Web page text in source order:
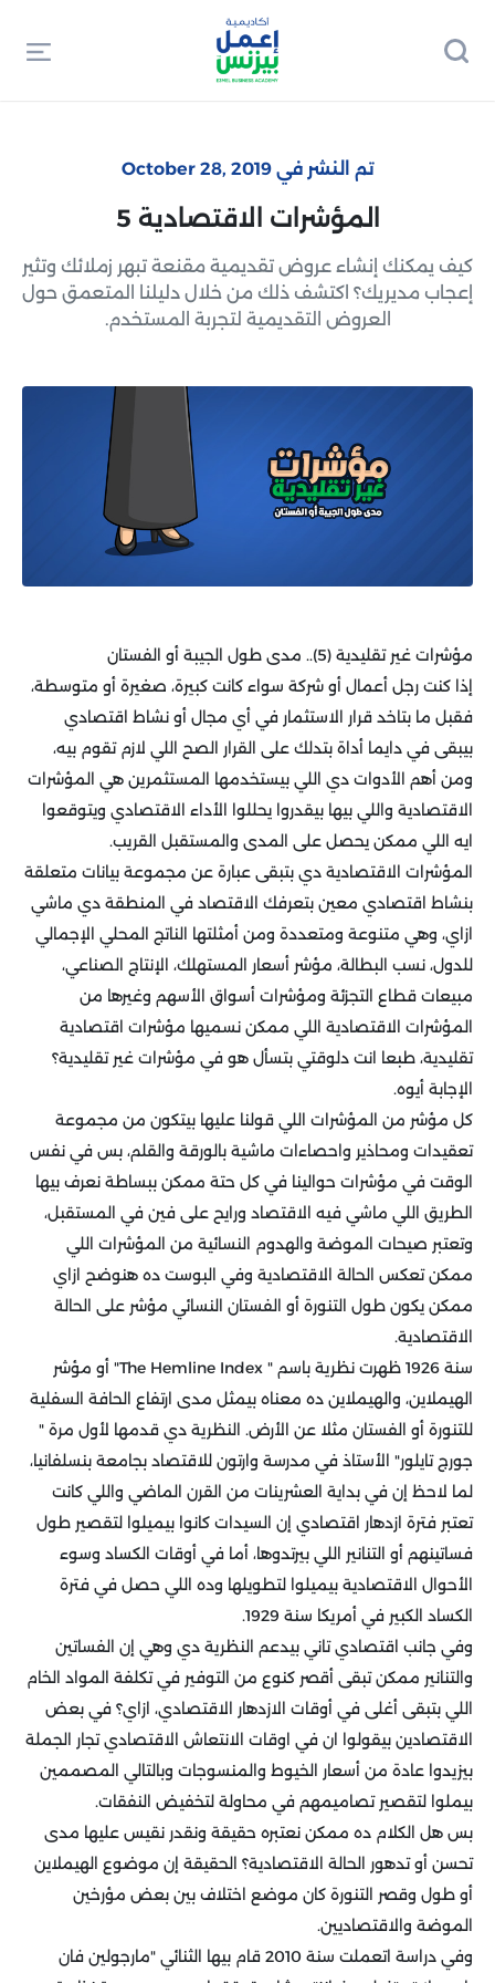
تم النشر في October 28, 2019
المؤشرات الاقتصادية 5
كيف يمكنك إنشاء عروض تقديمية مقنعة تبهر زملائك وتثير
إعجاب مديريك؟ اكتشف ذلك من خلال دليلنا المتعمق حول
العروض التقديمية لتجربة المستخدم.
مؤشرات غير تقليدية (5).. مدى طول الجيبة أو الفستان
إذا كنت رجل أعمال أو شركة سواء كانت كبيرة، صغيرة أو متوسطة،
فقبل ما بتاخد قرار الاستثمار في أي مجال أو نشاط اقتصادي
بيبقى في دايما أداة بتدلك على القرار الصح اللي لازم تقوم بيه،
ومن أهم الأدوات دي اللي بيستخدمها المستثمرين هي المؤشرات
الاقتصادية واللي بيها بيقدروا يحللوا الأداء الاقتصادي ويتوقعوا
ايه اللي ممكن يحصل على المدى والمستقبل القريب.
المؤشرات الاقتصادية دي بتبقى عبارة عن مجموعة بيانات متعلقة
بنشاط اقتصادي معين بتعرفك الاقتصاد في المنطقة دي ماشي
ازاي، وهي متنوعة ومتعددة ومن أمثلتها الناتج المحلي الإجمالي
للدول، نسب البطالة، مؤشر أسعار المستهلك، الإنتاج الصناعي،
مبيعات قطاع التجزئة ومؤشرات أسواق الأسهم وغيرها من
المؤشرات الاقتصادية اللي ممكن نسميها مؤشرات اقتصادية
تقليدية، طبعا انت دلوقتي بتسأل هو في مؤشرات غير تقليدية؟
الإجابة أيوه.
كل مؤشر من المؤشرات اللي قولنا عليها بيتكون من مجموعة
تعقيدات ومحاذير واحصاءات ماشية بالورقة والقلم، بس في نفس
الوقت في مؤشرات حوالينا في كل حتة ممكن ببساطة نعرف بيها
الطريق اللي ماشي فيه الاقتصاد ورايح على فين في المستقبل،
وتعتبر صيحات الموضة والهدوم النسائية من المؤشرات اللي
ممكن تعكس الحالة الاقتصادية وفي البوست ده هنوضح ازاي
ممكن يكون طول التنورة أو الفستان النسائي مؤشر على الحالة
الاقتصادية.
سنة 1926 ظهرت نظرية باسم " The Hemline Index" أو مؤشر
الهيملاين، والهيملاين ده معناه بيمثل مدى ارتفاع الحافة السفلية
للتنورة أو الفستان مثلا عن الأرض. النظرية دي قدمها لأول مرة "
جورج تايلور" الأستاذ في مدرسة وارتون للاقتصاد بجامعة بنسلفانيا،
لما لاحظ إن في بداية العشرينات من القرن الماضي واللي كانت
تعتبر فترة ازدهار اقتصادي إن السيدات كانوا بيميلوا لتقصير طول
فساتينهم أو التنانير اللي بيرتدوها، أما في أوقات الكساد وسوء
الأحوال الاقتصادية بيميلوا لتطويلها وده اللي حصل في فترة
الكساد الكبير في أمريكا سنة 1929.
وفي جانب اقتصادي تاني بيدعم النظرية دي وهي إن الفساتين
والتنانير ممكن تبقى أقصر كنوع من التوفير في تكلفة المواد الخام
اللي بتبقى أغلى في أوقات الازدهار الاقتصادي، ازاي؟ في بعض
الاقتصادين بيقولوا ان في اوقات الانتعاش الاقتصادي تجار الجملة
بيزيدوا عادة من أسعار الخيوط والمنسوجات وبالتالي المصممين
بيملوا لتقصير تصاميمهم في محاولة لتخفيض النفقات.
بس هل الكلام ده ممكن نعتبره حقيقة ونقدر نقيس عليها مدى
تحسن أو تدهور الحالة الاقتصادية؟ الحقيقة إن موضوع الهيملاين
أو طول وقصر التنورة كان موضع اختلاف بين بعض مؤرخين
الموضة والاقتصاديين.
وفي دراسة اتعملت سنة 2010 قام بيها الثنائي "مارجولين فان